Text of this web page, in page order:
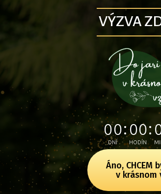
VÝZVA
00
DNÍ
00
HODÍN
Áno, CHCEM
v krásnom